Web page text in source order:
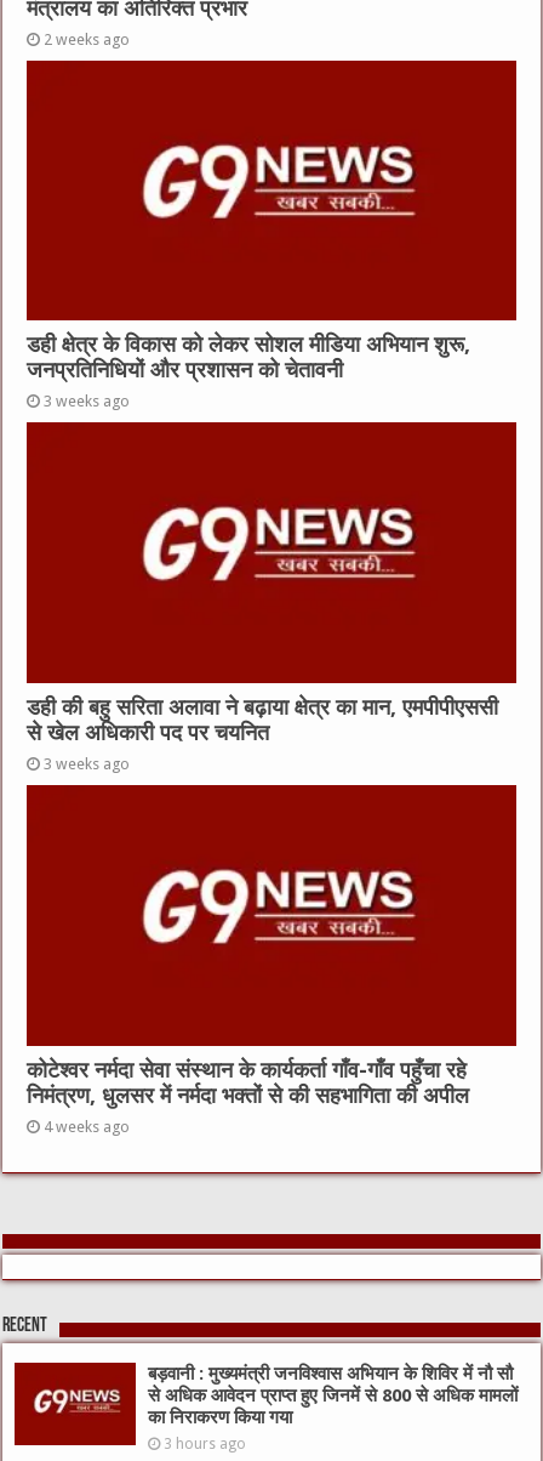
मंत्रालय का अतिरिक्त प्रभार
2 weeks ago
डही क्षेत्र के विकास को लेकर सोशल मीडिया अभियान शुरू,
जनप्रतिनिधियों और प्रशासन को चेतावनी
3 weeks ago
डही की बहु सरिता अलावा ने बढ़ाया क्षेत्र का मान, एमपीपीएससी
से खेल अधिकारी पद पर चयनित
3 weeks ago
कोटेश्वर नर्मदा सेवा संस्थान के कार्यकर्ता गाँव-गाँव पहुँचा रहे
निमंत्रण, धुलसर में नर्मदा भक्तों से की सहभागिता की अपील
4 weeks ago
Recent
बड़वानी : मुख्यमंत्री जनविश्वास अभियान के शिविर में नौ सौ
से अधिक आवेदन प्राप्त हुए जिनमें से 800 से अधिक मामलों
का निराकरण किया गया
3 hours ago